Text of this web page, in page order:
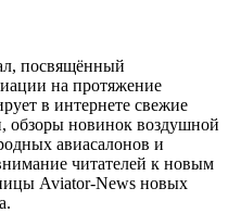
посвящённый
на протяжение
в интернете свежие
обзоры новинок воздушной
авиасалонов и
читателей к новым
Aviator-News новых